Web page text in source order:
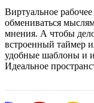
Виртуальное
обмениваться
мнения. А чтобы
встроенный таймер
удобные шаблоны и
Идеальное